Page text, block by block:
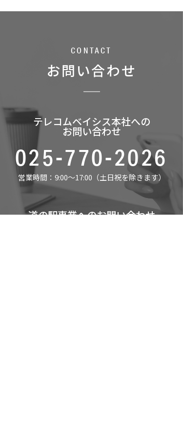
CONTACT
お問い合わせ
テレコムベイシス本社への
お問い合わせ
025-770-2026
営業時間：9:00～17:00（土日祝を除きます）
道の駅事業へのお問い合わせ